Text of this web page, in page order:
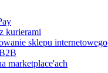
kurierami
sklepu internetowego
marketplace'ach